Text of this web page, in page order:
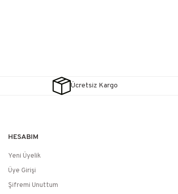
Ücretsiz Kargo
HESABIM
Yeni Üyelik
Üye Girişi
Şifremi Unuttum